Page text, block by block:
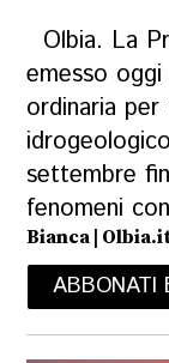
Olbia. La
emesso
ordinaria
settembre
fenomeni
Bianca |
ABBONATI